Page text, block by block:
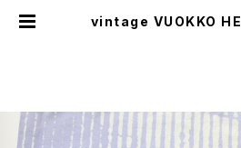
vintage VUOKKO